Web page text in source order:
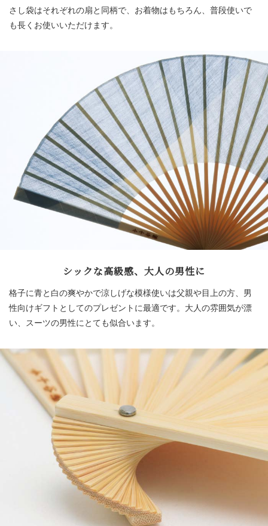
さし袋はそれぞれの扇と同柄で、お着物はもちろん、普段使いで
も長くお使いいただけます。
シックな高級感、大人の男性に
格子に青と白の爽やかで涼しげな模様使いは父親や目上の方、男
性向けギフトとしてのプレゼントに最適です。大人の雰囲気が漂
い、スーツの男性にとても似合います。